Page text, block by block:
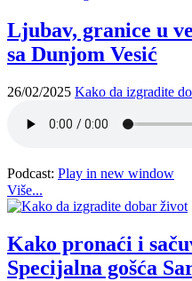
Ljubav, granice u
sa Dunjom Vesić
26/02/2025 Kako da izgradite
Podcast: Play in new window
Više...
Kako pronaći i
Specijalna gošća